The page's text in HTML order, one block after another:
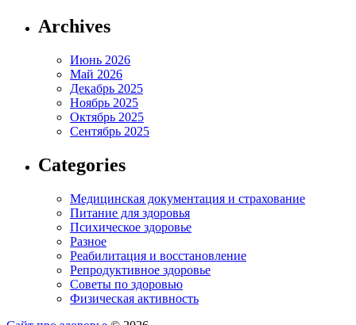
Archives
Июнь 2026
Май 2026
Декабрь 2025
Ноябрь 2025
Октябрь 2025
Сентябрь 2025
Categories
Медицинская документация и страхование
Питание для здоровья
Психическое здоровье
Разное
Реабилитация и восстановление
Репродуктивное здоровье
Советы по здоровью
Физическая активность